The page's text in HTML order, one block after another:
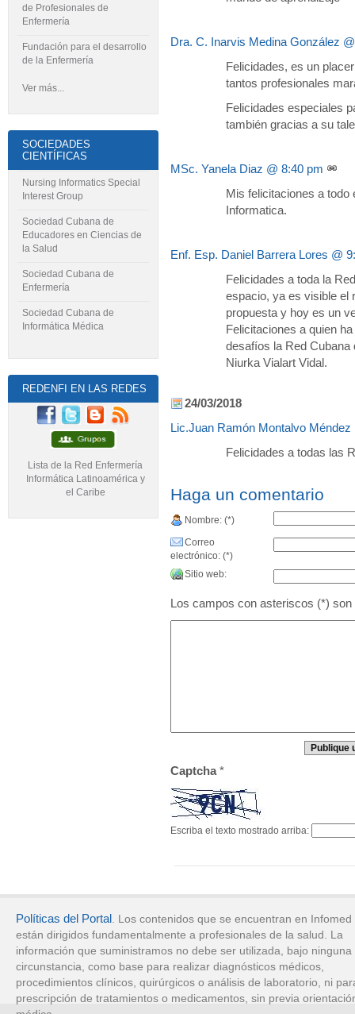
Dra. C. Inarvis Medina González
Felicidades, es un
tantos profesionales
Felicidades especiales
también gracias a su
MSc. Yanela Diaz @ 8:40 pm
Mis felicitaciones a todo
Informatica.
Enf. Esp. Daniel Barrera Lores @
Felicidades a toda la
espacio, ya es visible el
propuesta y hoy es un
Felicitaciones a quien
desafíos la Red
Niurka Vialart Vidal.
24/03/2018
Lic.Juan Ramón Montalvo Méndez
Felicidades a todas las
Haga un comentario
Nombre: (*)
Correo
electrónico: (*)
Sitio web:
Los campos con asteriscos (*) son
Captcha*
Escriba el texto mostrado arriba:
de Profesionales de
Enfermería
Fundación para el desarrollo
de la Enfermería
Ver más...
SOCIEDADES
CIENTÍFICAS
Nursing Informatics Special
Interest Group
Sociedad Cubana de
Educadores en Ciencias de
la Salud
Sociedad Cubana de
Enfermería
Sociedad Cubana de
Informática Médica
REDENFI EN LAS REDES
Lista de la Red Enfermería
Informática Latinoamérica y
el Caribe
Políticas del Portal. Los contenidos que se encuentran en Infomed
están dirigidos fundamentalmente a profesionales de la salud. La
información que suministramos no debe ser utilizada, bajo ninguna
circunstancia, como base para realizar diagnósticos médicos,
procedimientos clínicos, quirúrgicos o análisis de laboratorio, ni
prescripción de tratamientos o medicamentos, sin previa